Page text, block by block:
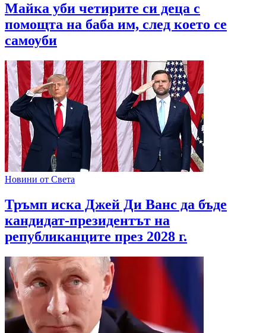
Майка уби четирите си деца с
помощта на баба им, след което се
самоуби
Новини от Света
Тръмп иска Джей Ди Ванс да бъде
кандидат-президентът на
републиканците през 2028 г.